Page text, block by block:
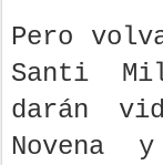
Pero
Santi
darán
Novena